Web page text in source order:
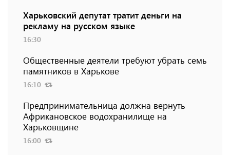
Харьковский депутат тратит деньги на
рекламу на русском языке
16:30
Общественные деятели требуют убрать семь
памятников в Харькове
16:10
Предпринимательница должна вернуть
Африкановское водохранилище на
Харьковщине
16:00